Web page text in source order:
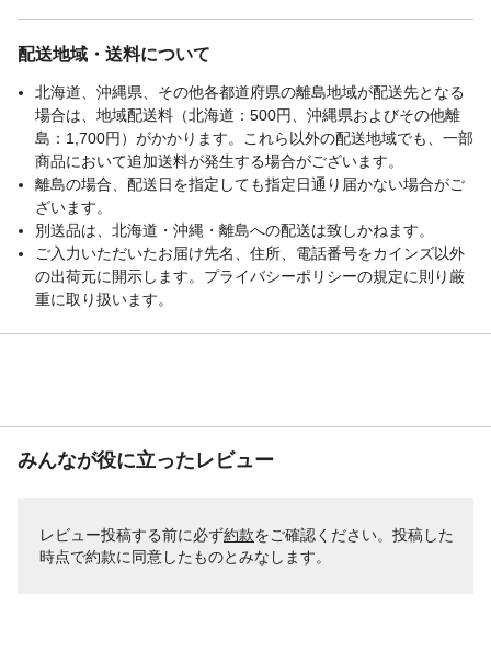
配送地域・送料について
北海道、沖縄県、その他各都道府県の離島地域が配送先となる
場合は、地域配送料（北海道：500円、沖縄県およびその他離
島：1,700円）がかかります。これら以外の配送地域でも、一部
商品において追加送料が発生する場合がございます。
離島の場合、配送日を指定しても指定日通り届かない場合がご
ざいます。
別送品は、北海道・沖縄・離島への配送は致しかねます。
ご入力いただいたお届け先名、住所、電話番号をカインズ以外
の出荷元に開示します。プライバシーポリシーの規定に則り厳
重に取り扱います。
みんなが役に立ったレビュー
レビュー投稿する前に必ず約款をご確認ください。投稿した
時点で約款に同意したものとみなします。